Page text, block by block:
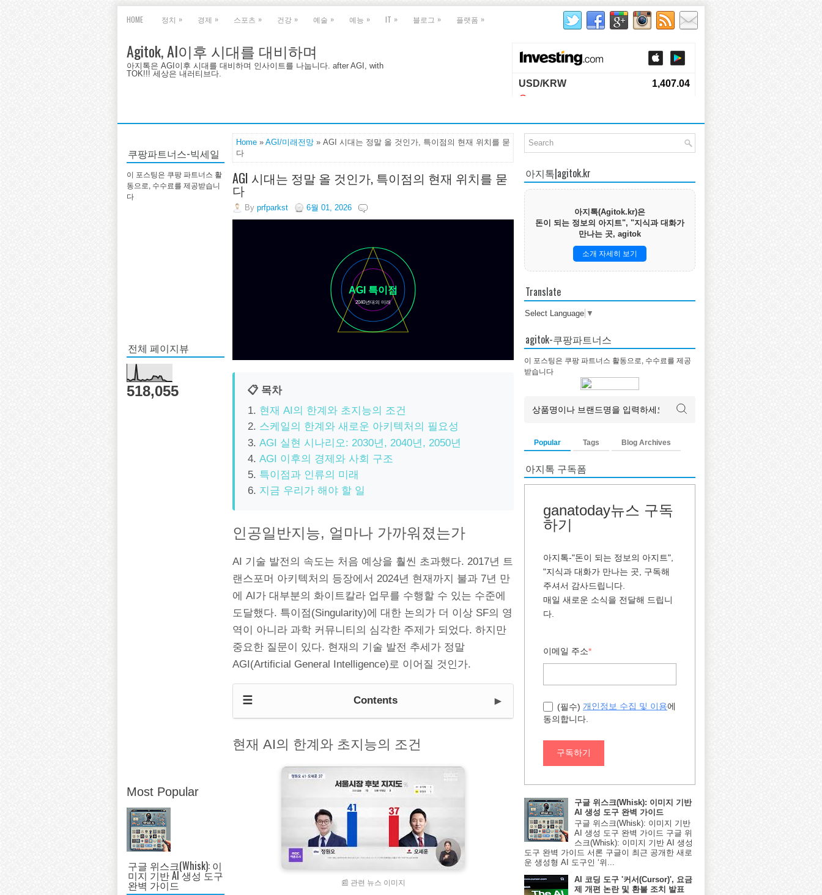
HOME 정치 » 경제 » 스포츠 » 건강 » 예술 » 예능 » IT » 블로그 » 플랫폼 »
Agitok, AI이후 시대를 대비하며
아지톡은 AGI이후 시대를 대비하며 인사이트를 나눕니다. after AGI, with
TOK!!! 세상은 내러티브다.
쿠팡파트너스-빅세일
이 포스팅은 쿠팡 파트너스 활
동으로, 수수료를 제공받습니
다
전체 페이지뷰
518,055
Most Popular
구글 위스크(Whisk): 이
미지 기반 AI 생성 도구
완벽 가이드
Home » AGI/미래전망 » AGI 시대는 정말 올 것인가, 특이점의 현재 위치를 묻
다
AGI 시대는 정말 올 것인가, 특이점의 현재 위치를 묻
다
By prfparkst 6월 01, 2026
AGI 특이점
2040년대의 미래
📋 목차
현재 AI의 한계와 초지능의 조건
스케일의 한계와 새로운 아키텍처의 필요성
AGI 실현 시나리오: 2030년, 2040년, 2050년
AGI 이후의 경제와 사회 구조
특이점과 인류의 미래
지금 우리가 해야 할 일
인공일반지능, 얼마나 가까워졌는가
AI 기술 발전의 속도는 처음 예상을 훨씬 초과했다. 2017년 트
랜스포머 아키텍처의 등장에서 2024년 현재까지 불과 7년 만
에 AI가 대부분의 화이트칼라 업무를 수행할 수 있는 수준에
도달했다. 특이점(Singularity)에 대한 논의가 더 이상 SF의 영
역이 아니라 과학 커뮤니티의 심각한 주제가 되었다. 하지만
중요한 질문이 있다. 현재의 기술 발전 추세가 정말
AGI(Artificial General Intelligence)로 이어질 것인가.
☰ Contents ►
현재 AI의 한계와 초지능의 조건
📰 관련 뉴스 이미지
아지톡|agitok.kr
아지톡(Agitok.kr)은
돈이 되는 정보의 아지트", "지식과 대화가
만나는 곳, agitok
소개 자세히 보기
Translate
Select Language ▼
agitok-쿠팡파트너스
이 포스팅은 쿠팡 파트너스 활동으로, 수수료를 제공
받습니다
Popular Tags Blog Archives
아지톡 구독폼
ganatoday뉴스 구독
하기
아지톡-"돈이 되는 정보의 아지트",
"지식과 대화가 만나는 곳, 구독해
주셔서 감사드립니다.
매일 새로운 소식을 전달해 드립니
다.
이메일 주소*
(필수) 개인정보 수집 및 이용에
동의합니다.
구독하기
구글 위스크(Whisk): 이미지 기반
AI 생성 도구 완벽 가이드
구글 위스크(Whisk): 이미지 기반
AI 생성 도구 완벽 가이드 구글 위
스크(Whisk): 이미지 기반 AI 생성
도구 완벽 가이드 서론 구글이 최근 공개한 새로
운 생성형 AI 도구인 ‘위...
AI 코딩 도구 '커서(Cursor)', 요금
제 개편 논란 및 환불 조치 발표